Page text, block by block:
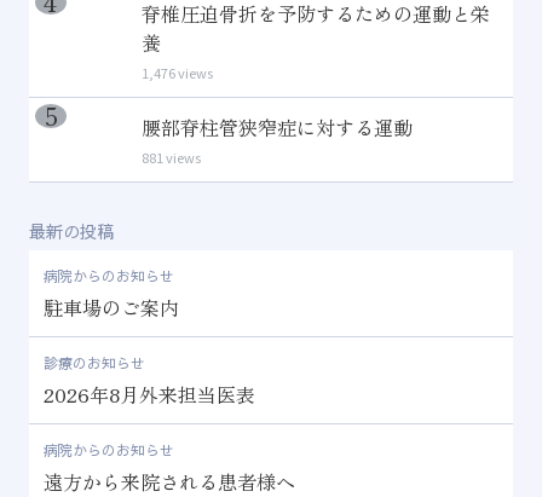
脊椎圧迫骨折を予防するための運動と栄
養
1,476 views
腰部脊柱管狭窄症に対する運動
881 views
最新の投稿
病院からのお知らせ
駐車場のご案内
診療のお知らせ
2026年8月外来担当医表
病院からのお知らせ
遠方から来院される患者様へ